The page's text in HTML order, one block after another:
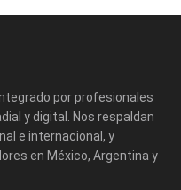
por profesionales
y digital. Nos respaldan
e internacional, y
en México, Argentina y